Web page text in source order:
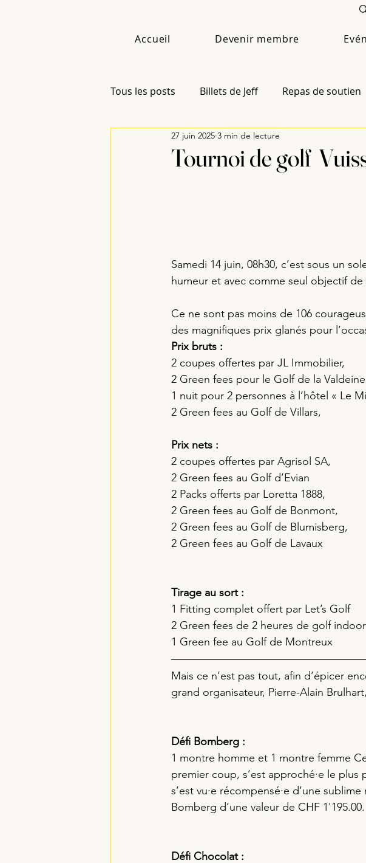
Accueil Devenir membre
Tous les posts Billets de Jeff Repas de soutien
Tournoi de golf
27 juin 2025 3 min de lecture
Samedi 14 juin, 08h30, c’est sous un
humeur et avec comme seul objectif
Ce ne sont pas moins de 106
des magnifiques prix glanés pour
Prix bruts :
2 coupes offertes par JL Immobilier,
2 Green fees pour le Golf de la
1 nuit pour 2 personnes à l’hôtel « Le
2 Green fees au Golf de Villars,
Prix nets :
2 coupes offertes par Agrisol SA,
2 Green fees au Golf d’Evian
2 Packs offerts par Loretta 1888,
2 Green fees au Golf de Bonmont,
2 Green fees au Golf de Blumisberg,
2 Green fees au Golf de Lavaux
Tirage au sort :
1 Fitting complet offert par Let’s Golf
2 Green fees de 2 heures de golf
1 Green fee au Golf de Montreux
Mais ce n’est pas tout, afin d’épicer
grand organisateur, Pierre-Alain
Défi Bomberg :
1 montre homme et 1 montre femme
premier coup, s’est approché·e le plus
s’est vu·e récompensé·e d’une
Bomberg d’une valeur de CHF 1'195.00.
Défi Chocolat :